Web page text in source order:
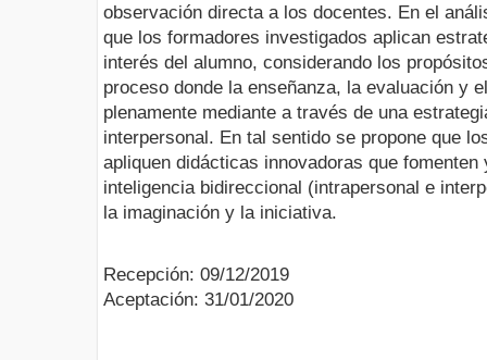
observación directa a los docentes. En el
que los formadores investigados aplican
interés del alumno, considerando los
proceso donde la enseñanza, la evaluación y
plenamente mediante a través de una
interpersonal. En tal sentido se propone que
apliquen didácticas innovadoras que
inteligencia bidireccional (intrapersonal e
la imaginación y la iniciativa.
Recepción: 09/12/2019
Aceptación: 31/01/2020